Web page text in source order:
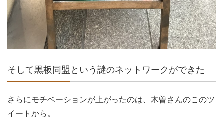
そして黒板同盟という謎のネットワークができた
さらにモチベーションが上がったのは、木曽さんのこのツ
イートから。